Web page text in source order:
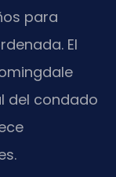
para
El
del condado